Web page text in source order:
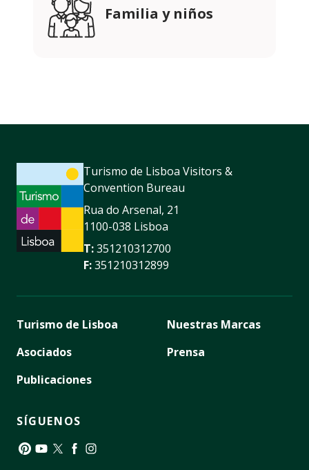
Familia y niños
Turismo de Lisboa Visitors &
Convention Bureau
Rua do Arsenal, 21
1100-038 Lisboa
T:351210312700
F:351210312899
Turismo de Lisboa
Asociados
Publicaciones
Nuestras Marcas
Prensa
SÍGUENOS